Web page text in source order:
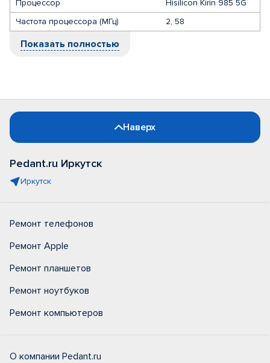
Процессор
Hisilicon Kirin 985 5G
Частота процессора (МГц)
2, 58
Показать полностью
Наверх
Pedant.ru Иркутск
Иркутск
Ремонт телефонов
Ремонт Apple
Ремонт планшетов
Ремонт ноутбуков
Ремонт компьютеров
О компании Pedant.ru